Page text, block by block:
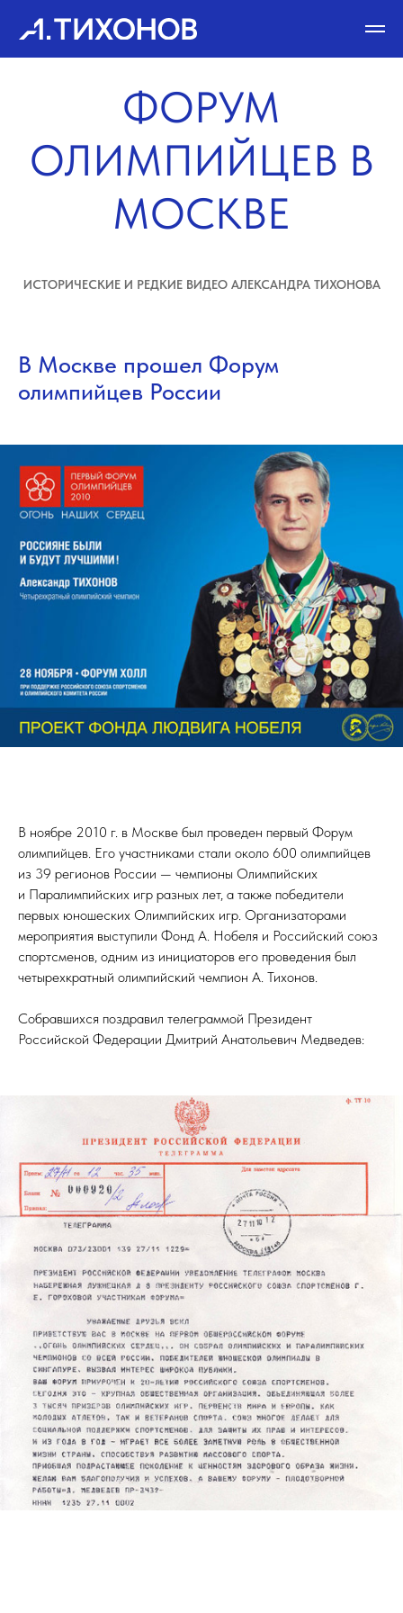
ФОРУМ
ОЛИМПИЙЦЕВ В
МОСКВЕ
ИСТОРИЧЕСКИЕ И РЕДКИЕ ВИДЕО АЛЕКСАНДРА ТИХОНОВА
В Москве прошел Форум
олимпийцев России
В ноябре 2010 г. в Москве был проведен первый Форум
олимпийцев. Его участниками стали около 600 олимпийцев
из 39 регионов России — чемпионы Олимпийских
и Паралимпийских игр разных лет, а также победители
первых юношеских Олимпийских игр. Организаторами
мероприятия выступили Фонд А. Нобеля и Российский союз
спортсменов, одним из инициаторов его проведения был
четырехкратный олимпийский чемпион А. Тихонов.
Собравшихся поздравил телеграммой Президент
Российской Федерации Дмитрий Анатольевич Медведев: